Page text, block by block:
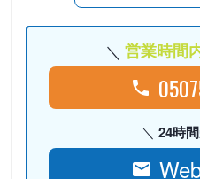
営業時間
24時